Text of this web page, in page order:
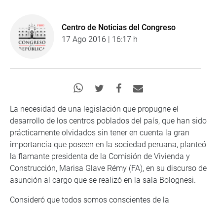
Centro de Noticias del Congreso
17 Ago 2016 | 16:17 h
La necesidad de una legislación que propugne el
desarrollo de los centros poblados del país, que han sido
prácticamente olvidados sin tener en cuenta la gran
importancia que poseen en la sociedad peruana, planteó
la flamante presidenta de la Comisión de Vivienda y
Construcción, Marisa Glave Rémy (FA), en su discurso de
asunción al cargo que se realizó en la sala Bolognesi.
Consideró que todos somos conscientes de la